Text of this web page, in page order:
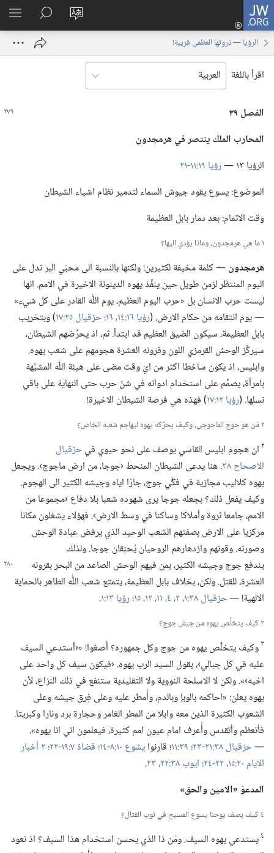
JW.ORG
تغيير
الموقع
تسجيل
الدخول
نافذة
البحث
في
JW.‎ORG
الرؤيا — ذروتها العظمى قريبة!
اقرأ باللغة
الفصل ٣٩
المحارب الملك ينتصرفيهرمجدون
الرؤيا ١٣ —‏
رؤيا ١٩:‏​١١-‏٢١
الموضوع:‏ يسوع يقود جيوش السماء لتدمير نظام اشياء الشيطان
وقت الاتمام:‏ بعد دمار بابل العظيمة
١ ما هي هرمجدون،‏ وماذا يؤدي اليها؟‏
هرمجدون‏—‏ كلمة مخيفة لكثيرين!‏ ولكنها بالنسبة الى محبّي البر تدل على
اليوم المنتظَر لزمن طويل حين ينفِّذ يهوه الدينونة الاخيرة في الامم.‏ انها
ليست حرب الانسان بل «حرب اليوم العظيم،‏ يوم اللّٰه القادر على كل شيء»
—‏ يوم انتقامه من حكام الارض.‏ (‏رؤيا ١٦:‏​١٤،‏ حزقيال ٢٥:‏١٧
‏)‏ وبتخريب
بابل العظيمة،‏ سيكون الضيق العظيم قد ابتدأ.‏ ثم،‏ اذ يحرِّضهم الشيطان،‏
سيركِّز الوحش القرمزي اللون وقرونه العشرة هجومهم على شعب يهوه.‏
وابليس،‏ اذ يكون ساخطا اكثر من ايّ وقت مضى على هيئة اللّٰه المشبَّهة
بامرأة،‏ يصمِّم على استخدام ادواته في شنّ حرب حتى النهاية على باقي
نسلها.‏ (‏رؤيا ١٢:‏١٧ ‏)‏ فهذه هي فرصة الشيطان الاخيرة!‏
٢ مَن هو جوج الماجوجي،‏ وكيف يحرِّكه يهوه ليهاجم شعبه الخاص؟‏
٢ ان هجوم ابليس القاسي يوصف على نحو حيوي فيحزقيال
الاصحاح ٣٨
‏.‏ هنا يدعى الشيطان المنحط ‹جوجا،‏ من ارض ماجوج›.‏ ويجعل
يهوه كلاليب مجازية في فكَّي جوج،‏ جارّا اياه وجيشه الكثير الى الهجوم.‏
وكيف يفعل ذلك؟‏ بجعله جوجا يرى شهوده شعبا بلا دفاع ‹مجموعا من
الامم،‏ جامعا ثروة وأملاكا وساكنا في وسط الارض›.‏ فهؤلاء يشغلون مكانا
مركزيا على الارض بصفتهم الشعب الوحيد الذي يرفض عبادة الوحش
وصورته.‏ وقوتهم وازدهارهم الروحيان يُحنِقان جوجا.‏ ولذلك
يندفع جوج وجيشه الكثير،‏ بمن فيهم الوحش الصاعد من البحر بقرونه
العشرة،‏ للقتل.‏ ولكن،‏ بخلاف بابل العظيمة،‏ يتمتع شعب اللّٰه الطاهر بالحماية
الالهية!‏ —‏حزقيال ٣٨:‏١،‏ ٢،‏ رؤيا ١٣:‏١ ‏.‏
٣ كيف يتخلَّص يهوه من جيش جوج؟‏
٣وكيف يتخلَّص يهوه من جوج وكل جمهوره؟‏ أَصغوا!‏ «‹أستدعي السيف
عليه في كل جبالي›،‏ يقول السيد الرب يهوه.‏ ‹فيكون سيف كل واحد على
اخيه›».‏ ولكن لا الاسلحة النووية ولا التقليدية ستنفع في ذلك النزاع،‏ لأن
يهوه يعلن:‏ «احاكمه بالوبإ وبالدم،‏ وأُمطر عليه وعلى فِرق جيشه وعلى
الشعوب الكثيرة الذين معه وابلا من المطر الغامر وحجارة برد ونارا وكبريتا.‏
فأتعظم وأتقدس وأُعرف امام عيون امم كثيرة،‏ فيعلمون اني انا يهوه».‏
—‏حزقيال ٣٨:‏​٢١-‏٢٣؛‏ ‏؛‏ قارنوايشوع ١٠:‏​٨-‏١٤؛‏ قضاة ٧:‏​١٩-‏٢٢؛‏
٢ أخبار
الايام ٢٠:‏​١٥،‏
ايوب ٣٨:‏​٢٢،‏ ٢٣
‏.‏
المدعوّ «الامين والحق»‏
٤ كيف يصف يوحنا يسوع المسيح في ثوب القتال؟‏
٤يستدعي يهوه السيف.‏ ومَن ذا الذي يحسن استخدام هذا السيف؟‏ اذ نعود